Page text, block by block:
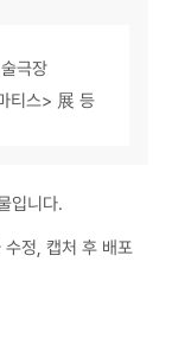
극장
티스> 展 등
입니다.
정, 캡처 후 배포